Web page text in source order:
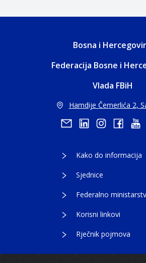
Bosna i
Federacija Bosne i
Vlada FBiH
Hamdije Čemerlića 2,
Kako do informacija
Sjednice
Federalno
Korisni linkovi
Rječnik pojmova